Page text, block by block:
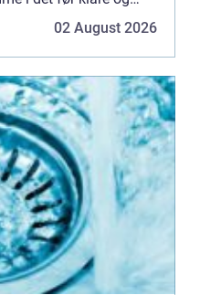
02 August 2026